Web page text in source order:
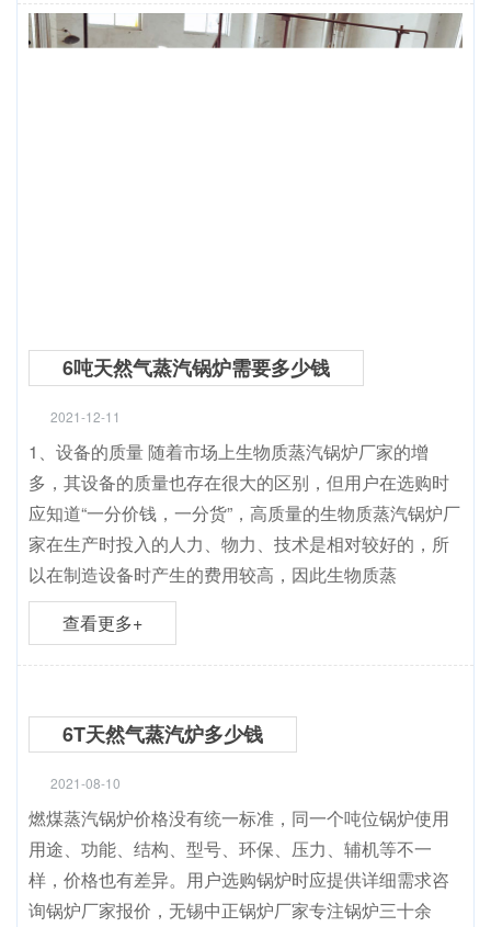
6吨天然气蒸汽锅炉需要多少钱
2021-12-11
1、设备的质量 随着市场上生物质蒸汽锅炉厂家的增
多，其设备的质量也存在很大的区别，但用户在选购时
应知道“一分价钱，一分货”，高质量的生物质蒸汽锅炉厂
家在生产时投入的人力、物力、技术是相对较好的，所
以在制造设备时产生的费用较高，因此生物质蒸
查看更多+
6T天然气蒸汽炉多少钱
2021-08-10
燃煤蒸汽锅炉价格没有统一标准，同一个吨位锅炉使用
用途、功能、结构、型号、环保、压力、辅机等不一
样，价格也有差异。用户选购锅炉时应提供详细需求咨
询锅炉厂家报价，无锡中正锅炉厂家专注锅炉三十余